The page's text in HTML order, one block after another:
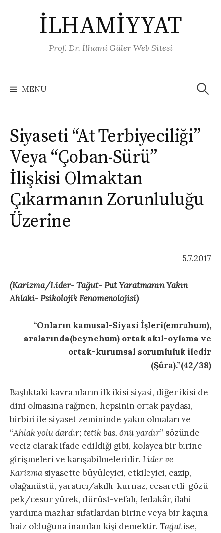
contentİLHAMİYYAT
Prof. Dr. İlhami Güler Web Sitesi
MENU
Arama:
Siyaseti “At Terbiyeciliği”
Veya “Çoban-Sürü”
İlişkisi Olmaktan
Çıkarmanın Zorunluluğu
Üzerine
5.7.2017
(Karizma/Lider- Tağut- Put Yaratmanın Yakın
Ahlaki- Psikolojik Fenomenolojisi)
“Onların kamusal-Siyasi İşleri(emruhum),
aralarında(beynehum) ortak akıl-oylama ve
ortak-kurumsal sorumluluk iledir
(Şûra).”(42/38)
Başlıktaki kavramların ilk ikisi siyasi, diğer ikisi de
dini olmasına rağmen, hepsinin ortak paydası,
birbiri ile siyaset zemininde yakın olmaları ve
“Ahlak yolu dardır; tetik bas, önü yardır” sözünde
veciz olarak ifade edildiği gibi, kolayca bir birine
girişmeleri ve karışabilmeleridir. Lider ve
Karizma siyasette büyüleyici, etkileyici, cazip,
olağanüstü, yaratıcı/akıllı-kurnaz, cesaretli-gözü
pek/cesur yürek, dürüst-vefalı, fedakâr, ilahi
yardıma mazhar sıfatlardan birine veya bir kaçına
haiz olduğuna inanılan kişi demektir. Tağutise,